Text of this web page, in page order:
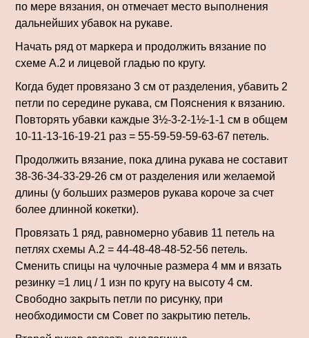
по мере вязания, он отмечает место выполнения
дальнейших убавок на рукаве.
Начать ряд от маркера и продолжить вязание по
схеме А.2 и лицевой гладью по кругу.
Когда будет провязано 3 см от разделения, убавить 2
петли по середине рукава, см Пояснения к вязанию.
Повторять убавки каждые 3½-3-2-1½-1-1 см в общем
10-11-13-16-19-21 раз = 55-59-59-59-63-67 петель.
Продолжить вязание, пока длина рукава не составит
38-36-34-33-29-26 см от разделения или желаемой
длины (у больших размеров рукава короче за счет
более длинной кокетки).
Провязать 1 ряд, равномерно убавив 11 петель на
петлях схемы А.2 = 44-48-48-48-52-56 петель.
Сменить спицы на чулочные размера 4 мм и вязать
резинку =1 лиц / 1 изн по кругу на высоту 4 см.
Свободно закрыть петли по рисунку, при
необходимости см Совет по закрытию петель.